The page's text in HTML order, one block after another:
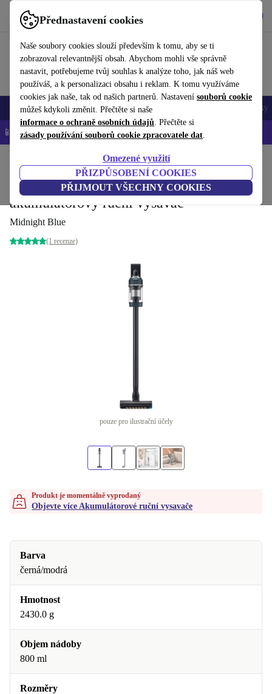
Přednastavení cookies
Naše soubory cookies slouží především k tomu, aby se ti
zobrazoval relevantnější obsah. Abychom mohli vše správně
nastavit, potřebujeme tvůj souhlas k analýze toho, jak náš web
používáš, a k personalizaci obsahu i reklam. K tomu využíváme
cookies jak naše, tak od našich partnerů. Nastavení souborů cookie
můžeš kdykoli změnit. Přečtěte si naše
informace o ochraně osobních údajů. Přečtěte si
zásady používání souborů cookie zpracovatele dat.
Omezené využití
PŘIZPŮSOBENÍ COOKIES
PŘIJMOUT VŠECHNY COOKIES
Používejte refurbed rychle a snadno
Mobily a smartphony Notebooky Tablety Doplňky
📱 -5 % NAVÍC na všechny iPhony – kód: IPHONEDEAL-
Domácnost Péče o podlahy
Samsung Jet 85 CompleteClean Plus
akumulátorový ruční vysavač
Midnight Blue
(1 recenze)
pouze pro ilustrační účely
Produkt je momentálně vyprodaný
Objevte více Akumulátorové ruční vysavače
Barva
černá/modrá
Hmotnost
2430.0 g
Objem nádoby
800 ml
Rozměry